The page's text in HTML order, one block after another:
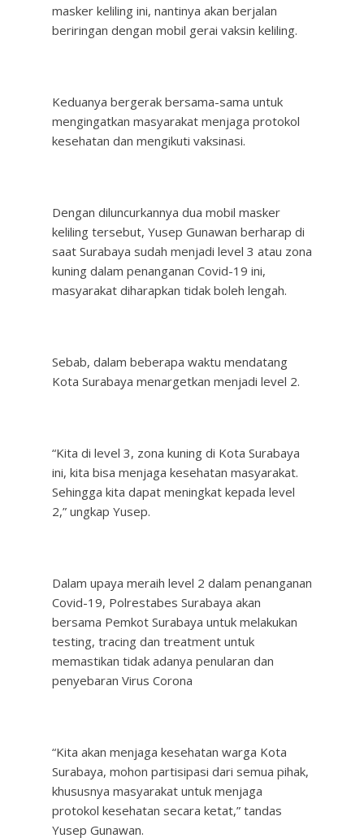
masker keliling ini, nantinya akan berjalan
beriringan dengan mobil gerai vaksin keliling.
Keduanya bergerak bersama-sama untuk
mengingatkan masyarakat menjaga protokol
kesehatan dan mengikuti vaksinasi.
Dengan diluncurkannya dua mobil masker
keliling tersebut, Yusep Gunawan berharap di
saat Surabaya sudah menjadi level 3 atau zona
kuning dalam penanganan Covid-19 ini,
masyarakat diharapkan tidak boleh lengah.
Sebab, dalam beberapa waktu mendatang
Kota Surabaya menargetkan menjadi level 2.
“Kita di level 3, zona kuning di Kota Surabaya
ini, kita bisa menjaga kesehatan masyarakat.
Sehingga kita dapat meningkat kepada level
2,” ungkap Yusep.
Dalam upaya meraih level 2 dalam penanganan
Covid-19, Polrestabes Surabaya akan
bersama Pemkot Surabaya untuk melakukan
testing, tracing dan treatment untuk
memastikan tidak adanya penularan dan
penyebaran Virus Corona
“Kita akan menjaga kesehatan warga Kota
Surabaya, mohon partisipasi dari semua pihak,
khususnya masyarakat untuk menjaga
protokol kesehatan secara ketat,” tandas
Yusep Gunawan.